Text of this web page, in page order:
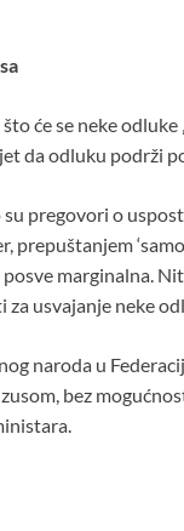
će se neke
da odluku podrži
pregovori o
prepuštanjem
marginalna.
za usvajanje neke
naroda u
bez